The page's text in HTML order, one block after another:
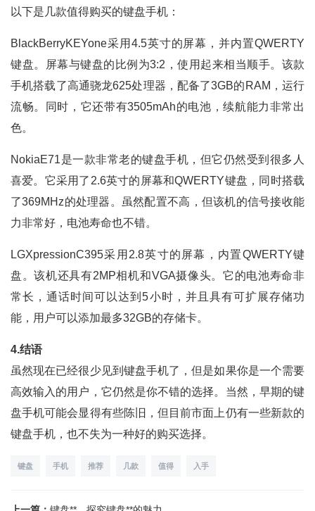
以下是几款值得购买的键盘手机：
BlackBerryKEYone采用4.5英寸的屏幕，并内置QWERTY
键盘。屏幕与键盘的比例为3:2，使用起来相当顺手。该款
手机搭载了高通骁龙625处理器，配备了3GB的RAM，运行
流畅。同时，它还带有3505mAh的电池，续航能力非常出
色。
NokiaE71是一款非常老的键盘手机，但它仍然受到很多人
喜爱。它采用了2.6英寸的屏幕和QWERTY键盘，同时搭载
了369MHz的处理器。虽然配置不高，但该机的信号接收能
力非常好，电池寿命也不错。
LGXpressionC395采用2.8英寸的屏幕，内置QWERTY键
盘。该机还具有2MP相机和VGA摄像头。它的电池寿命非
常长，通话时间可以达到5小时，并且具有可扩展存储功
能，用户可以添加最多32GB的存储卡。
4.结语
虽然现在已经很少见到键盘手机了，但是如果你是一个需要
高效输入的用户，它仍然是你不错的选择。当然，早期的键
盘手机可能会显得有些陈旧，但目前市面上仍有一些新款的
键盘手机，也不失为一种好的购买选择。
键盘 手机 推荐 几款 值得 入手